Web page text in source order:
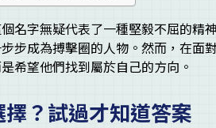
名字無疑代表了一種堅毅不屈的精
步成為搏擊圈的人物。然而，在面
希望他們找到屬於自己的方向。
？試過才知道答案